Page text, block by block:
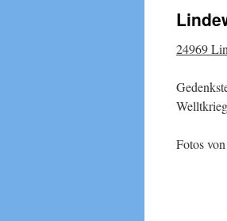
24969
Fotos